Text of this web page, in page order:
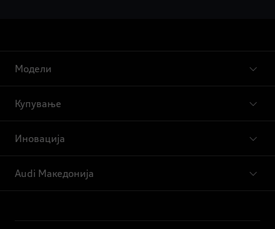
Модели
Купување
Иновација
Audi Македонија